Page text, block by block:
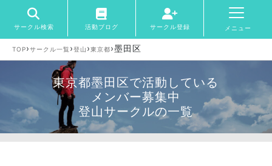
サークル検索 活動ブログ サークル登録 メニュー
TOP›サークル一覧 ›登山 ›東京都›墨田区
東京都墨田区で活動している
メンバー募集中
登山サークルの一覧